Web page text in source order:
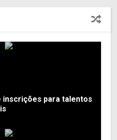
inscrições para talentos